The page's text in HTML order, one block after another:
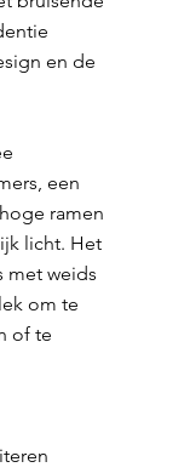
en de
een
ramen
licht. Het
met weids
om te
of te